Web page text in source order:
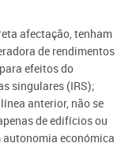
afectação, tenham
de rendimentos
efeitos do
singulares (IRS);
anterior, não se
de edifícios ou
autonomia económica